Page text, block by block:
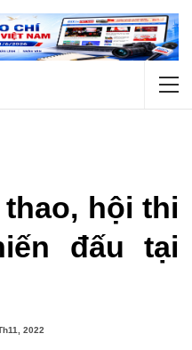
hội thi
đấu tại
2022